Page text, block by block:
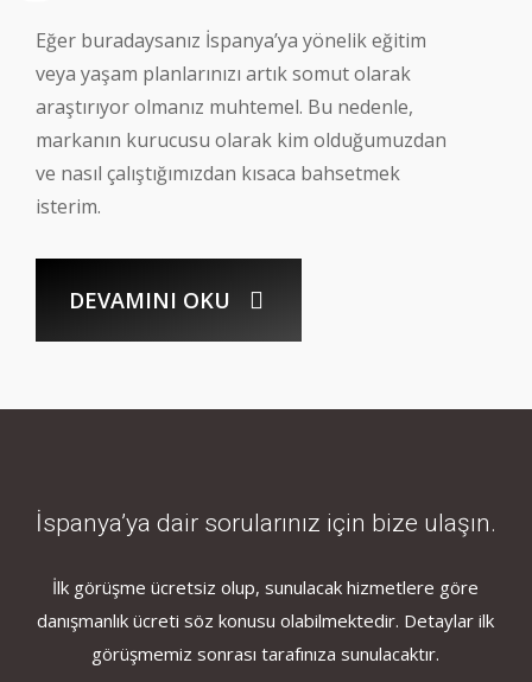
Eğer buradaysanız İspanya’ya yönelik eğitim
veya yaşam planlarınızı artık somut olarak
araştırıyor olmanız muhtemel. Bu nedenle,
markanın kurucusu olarak kim olduğumuzdan
ve nasıl çalıştığımızdan kısaca bahsetmek
isterim.
DEVAMINI OKU
İspanya’ya dair sorularınız için bize ulaşın.
İlk görüşme ücretsiz olup, sunulacak hizmetlere göre
danışmanlık ücreti söz konusu olabilmektedir. Detaylar ilk
görüşmemiz sonrası tarafınıza sunulacaktır.